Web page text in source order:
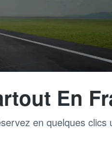
En
en quelques clics